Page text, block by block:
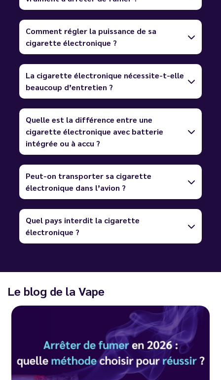
Comment régler la puissance de sa
cigarette électronique ?
La cigarette électronique nécessite-t-elle
beaucoup d’entretien ?
Quelle est la différence entre une
cigarette électronique avec batterie
intégrée ou à accu ?
Peut-on transporter sa cigarette
électronique dans l’avion ?
Quel pays interdit la cigarette
électronique ?
Le blog de la Vape